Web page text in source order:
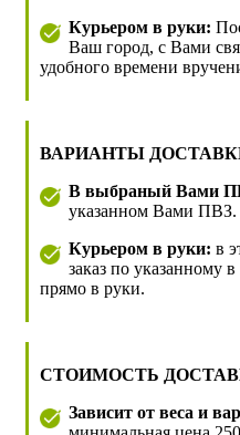
Курьером в руки:
Ваш город, с Вами
удобного времени
ВАРИАНТЫ
В выбраный Вами
указанном Вами ПВЗ.
Курьером в руки: в
заказ по указанному в
прямо в руки.
СТОИМОСТЬ
Зависит от веса и